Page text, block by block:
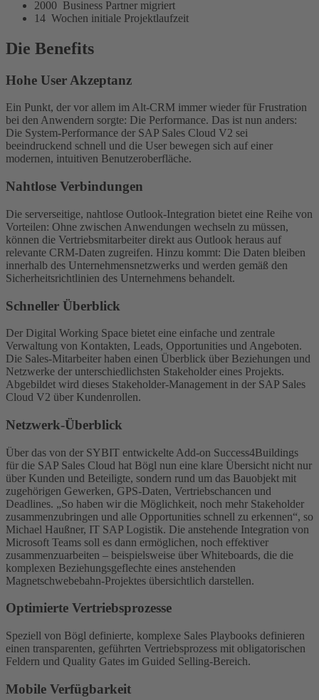
2000 Business Partner migriert
14 Wochen initiale Projektlaufzeit
Die Benefits
Hohe User Akzeptanz
Ein Punkt, der vor allem im Alt-CRM immer wieder für Frustration
bei den Anwendern sorgte: Die Performance. Das ist nun anders:
Die System-Performance der SAP Sales Cloud V2 sei
beeindruckend schnell und die User bewegen sich auf einer
modernen, intuitiven Benutzeroberfläche.
Nahtlose Verbindungen
Die serverseitige, nahtlose Outlook-Integration bietet eine Reihe von
Vorteilen: Ohne zwischen Anwendungen wechseln zu müssen,
können die Vertriebsmitarbeiter direkt aus Outlook heraus auf
relevante CRM-Daten zugreifen. Hinzu kommt: Die Daten bleiben
innerhalb des Unternehmensnetzwerks und werden gemäß den
Sicherheitsrichtlinien des Unternehmens behandelt.
Schneller Überblick
Der Digital Working Space bietet eine einfache und zentrale
Verwaltung von Kontakten, Leads, Opportunities und Angeboten.
Die Sales-Mitarbeiter haben einen Überblick über Beziehungen und
Netzwerke der unterschiedlichsten Stakeholder eines Projekts.
Abgebildet wird dieses Stakeholder-Management in der SAP Sales
Cloud V2 über Kundenrollen.
Netzwerk-Überblick
Über das von der SYBIT entwickelte Add-on Success4Buildings
für die SAP Sales Cloud hat Bögl nun eine klare Übersicht nicht nur
über Kunden und Beteiligte, sondern rund um das Bauobjekt mit
zugehörigen Gewerken, GPS-Daten, Vertriebschancen und
Deadlines. „So haben wir die Möglichkeit, noch mehr Stakeholder
zusammenzubringen und alle Opportunities schnell zu erkennen“, so
Michael Haußner, IT SAP Logistik. Die anstehende Integration von
Microsoft Teams soll es dann ermöglichen, noch effektiver
zusammenzuarbeiten – beispielsweise über Whiteboards, die die
komplexen Beziehungsgeflechte eines anstehenden
Magnetschwebebahn-Projektes übersichtlich darstellen.
Optimierte Vertriebsprozesse
Speziell von Bögl definierte, komplexe Sales Playbooks definieren
einen transparenten, geführten Vertriebsprozess mit obligatorischen
Feldern und Quality Gates im Guided Selling-Bereich.
Mobile Verfügbarkeit